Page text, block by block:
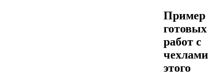
Пример
готовых
работ с
чехлами
этого